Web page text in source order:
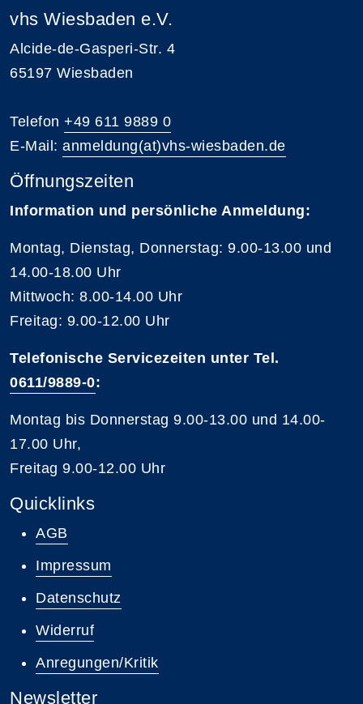
vhs Wiesbaden e.V.
Alcide-de-Gasperi-Str. 4
65197 Wiesbaden
Telefon +49 611 9889 0
E-Mail: anmeldung(at)vhs-wiesbaden.de
Öffnungszeiten
Information und persönliche Anmeldung:
Montag, Dienstag, Donnerstag: 9.00-13.00 und
14.00-18.00 Uhr
Mittwoch: 8.00-14.00 Uhr
Freitag: 9.00-12.00 Uhr
Telefonische Servicezeiten unter Tel.
0611/9889-0:
Montag bis Donnerstag 9.00-13.00 und 14.00-
17.00 Uhr,
Freitag 9.00-12.00 Uhr
Quicklinks
AGB
Impressum
Datenschutz
Widerruf
Anregungen/Kritik
Newsletter